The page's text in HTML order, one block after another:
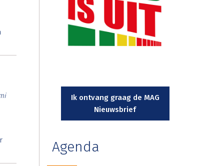
Ik ontvang graag de MAG
Nieuwsbrief
Agenda